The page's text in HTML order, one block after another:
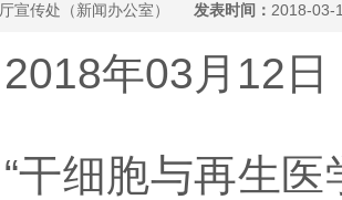
宣传处（新闻办公室） 发表时间： 2018-03-
2018年03月
细胞与再生医